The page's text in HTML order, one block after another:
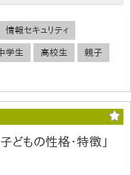
情報セキュリティ
学生 高校生 親子
どもの性格・特徴」